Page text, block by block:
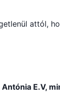
attól,
E.V,